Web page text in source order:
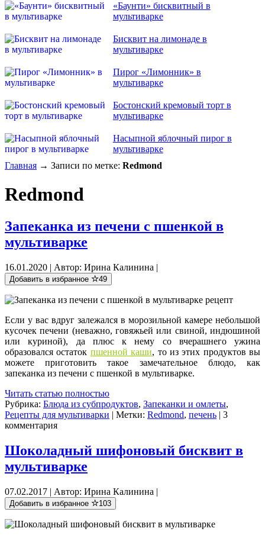
«Баунти» бисквитный в
мультиварке
Бисквит на лимонаде в
мультиварке
Пирог «Лимонник» в
мультиварке
Бостонский кремовый торт в
мультиварке
Насыпной яблочный пирог в
мультиварке
Главная → Записи по метке: Redmond
Redmond
Запеканка из печени с пшенкой в
мультиварке
16.01.2020 | Автор: Ирина Калинина |
Добавить в избранное 49
Если у вас вдруг залежался в морозильной камере небольшой
кусочек печени (неважно, говяжьей или свиной, индюшиной
или куриной), да плюс к нему со вчерашнего ужина
образовался остаток пшенной каши, то из этих продуктов вы
можете приготовить такое замечательное блюдо, как
запеканка из печени с пшенкой в мультиварке.
Читать статью полностью
Рубрика: Блюда из субпродуктов, Запеканки и омлеты,
Рецепты для мультиварки | Метки: Redmond, печень | 3
комментария
Шоколадный шифоновый бисквит в
мультиварке
07.02.2017 | Автор: Ирина Калинина |
Добавить в избранное 103